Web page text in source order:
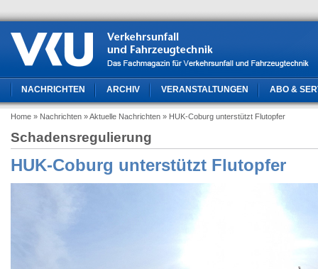
NACHRICHTEN ARCHIV VERANSTALTUNGEN ABO &
Home » Nachrichten » Aktuelle Nachrichten » HUK-Coburg unterstützt Flutopfer
Schadensregulierung
HUK-Coburg unterstützt Flutopfer